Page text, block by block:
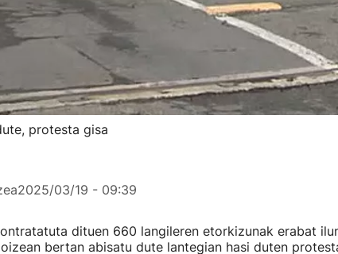
protesta gisa
2025/03/19 - 09:39
dituen 660 langileren etorkizunak erabat
bertan abisatu dute lantegian hasi duten